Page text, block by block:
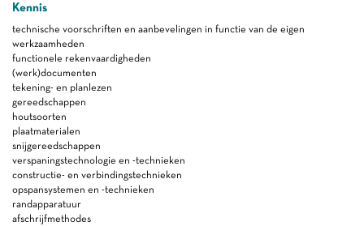
Kennis
technische voorschriften en aanbevelingen in functie van de eigen
werkzaamheden
functionele rekenvaardigheden
(werk)documenten
tekening- en planlezen
gereedschappen
houtsoorten
plaatmaterialen
snijgereedschappen
verspaningstechnologie en -technieken
constructie- en verbindingstechnieken
opspansystemen en -technieken
randapparatuur
afschrijfmethodes